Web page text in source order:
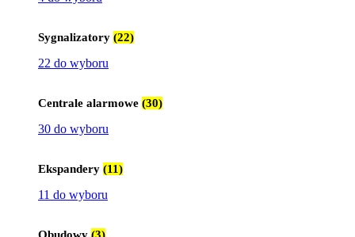
Sygnalizatory (22)
22 do wyboru
Centrale alarmowe (30)
30 do wyboru
Ekspandery (11)
11 do wyboru